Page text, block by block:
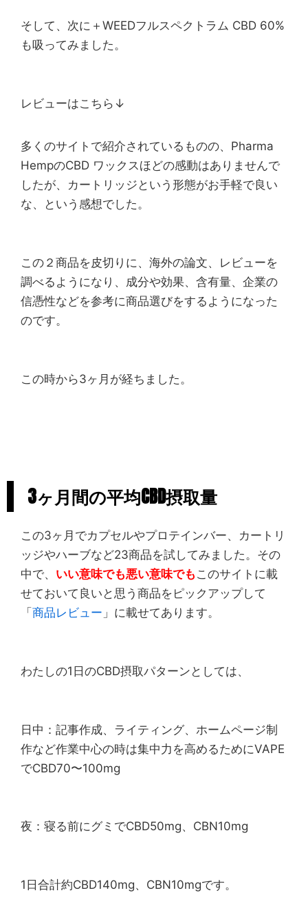
そして、次に＋WEEDフルスペクトラム CBD 60%
も吸ってみました。
レビューはこちら↓
多くのサイトで紹介されているものの、Pharma
HempのCBD ワックスほどの感動はありませんで
したが、カートリッジという形態がお手軽で良い
な、という感想でした。
この２商品を皮切りに、海外の論文、レビューを
調べるようになり、成分や効果、含有量、企業の
信憑性などを参考に商品選びをするようになった
のです。
この時から3ヶ月が経ちました。
3ヶ月間の平均CBD摂取量
この3ヶ月でカプセルやプロテインバー、カートリ
ッジやハーブなど23商品を試してみました。その
中で、 いい意味でも悪い意味でも このサイトに載
せておいて良いと思う商品をピックアップして
「 商品レビュー 」に載せてあります。
わたしの1日のCBD摂取パターンとしては、
日中：記事作成、ライティング、ホームページ制
作など作業中心の時は集中力を高めるためにVAPE
でCBD70〜100mg
夜：寝る前にグミでCBD50mg、CBN10mg
1日合計約CBD140mg、CBN10mgです。